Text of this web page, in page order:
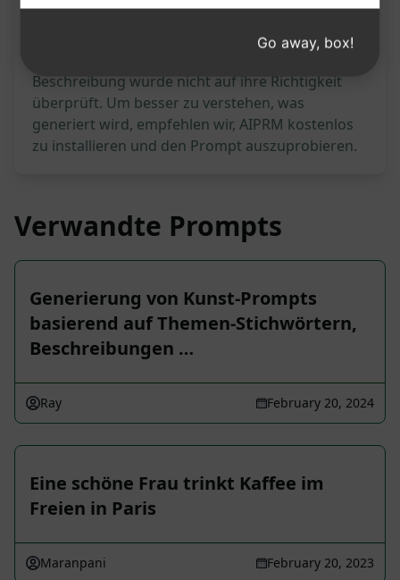
Beschreibung wurde nicht auf ihre Richtigkeit
überprüft. Um besser zu verstehen, was
generiert wird, empfehlen wir, AIPRM kostenlos
zu installieren und den Prompt auszuprobieren.
Verwandte Prompts
Generierung von Kunst-Prompts
basierend auf Themen-Stichwörtern,
Beschreibungen …
Ray February 20, 2024
Eine schöne Frau trinkt Kaffee im
Freien in Paris
Maranpani February 20, 2023